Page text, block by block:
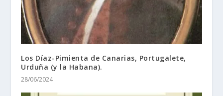
Los Dí­az-Pimienta de Canarias, Portugalete,
Urduña (y la Habana).
28/06/2024